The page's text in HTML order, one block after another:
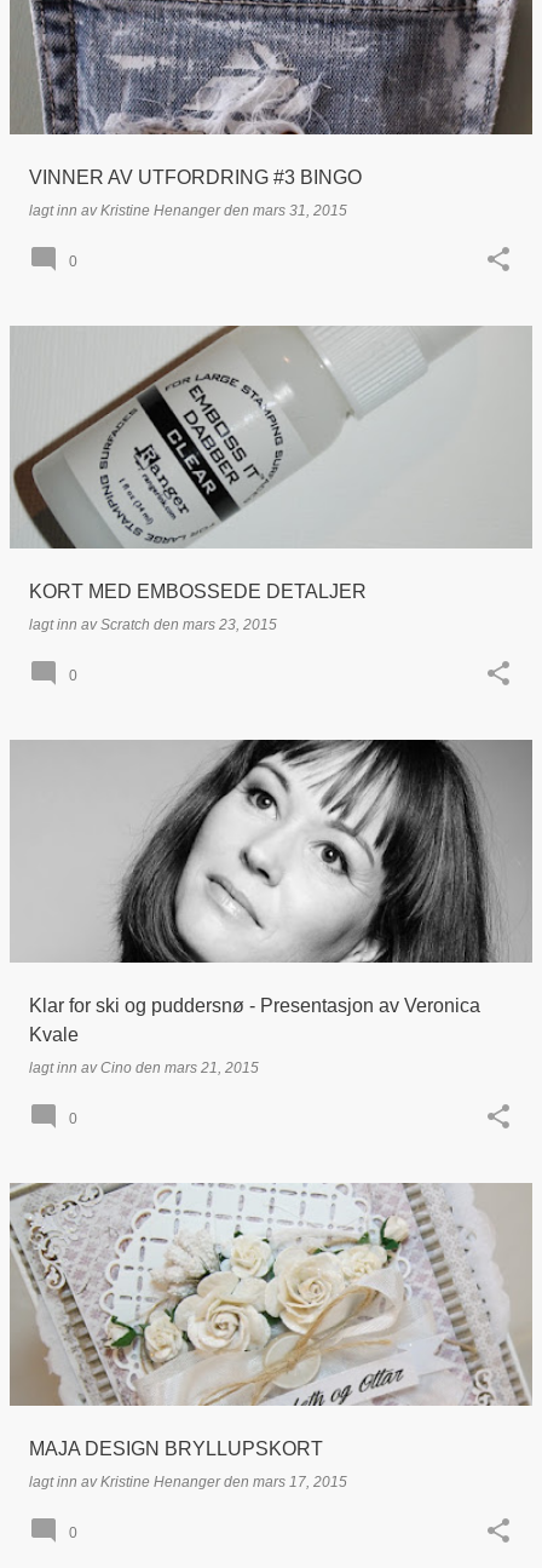
VINNER AV UTFORDRING #3 BINGO
lagt inn avKristine Henanger den mars 31, 2015
0
KORT MED EMBOSSEDE DETALJER
lagt inn avScratch den mars 23, 2015
0
Klar for ski og puddersnø - Presentasjon av Veronica
Kvale
lagt inn avCino den mars 21, 2015
0
MAJA DESIGN BRYLLUPSKORT
lagt inn avKristine Henanger den mars 17, 2015
0